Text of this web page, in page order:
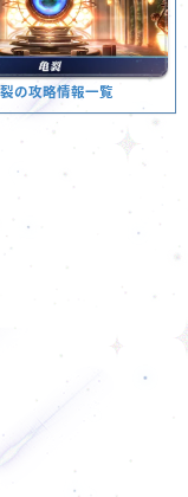
の攻略情報一覧